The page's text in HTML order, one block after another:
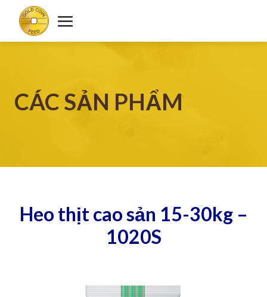
CÁC SẢN PHẨM
Heo thịt cao sản 15-30kg –
1020S